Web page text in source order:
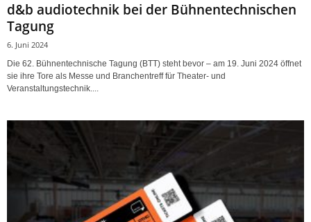
d&b audiotechnik bei der Bühnentechnischen
Tagung
6. Juni 2024
Die 62. Bühnentechnische Tagung (BTT) steht bevor – am 19. Juni 2024 öffnet
sie ihre Tore als Messe und Branchentreff für Theater- und
Veranstaltungstechnik....